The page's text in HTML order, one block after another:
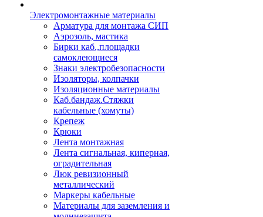
Электромонтажные материалы
Арматура для монтажа СИП
Аэрозоль, мастика
Бирки каб.,площадки
самоклеющиеся
Знаки электробезопасности
Изоляторы, колпачки
Изоляционные материалы
Каб.бандаж.Стяжки
кабельные (хомуты)
Крепеж
Крюки
Лента монтажная
Лента сигнальная, киперная,
оградительная
Люк ревизионный
металлический
Маркеры кабельные
Материалы для заземления и